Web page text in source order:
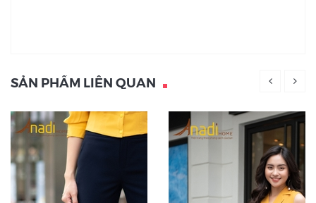
SẢN PHẨM LIÊN QUAN